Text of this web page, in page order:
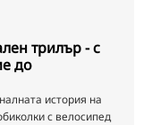
трилър - с
до
история на
с велосипед